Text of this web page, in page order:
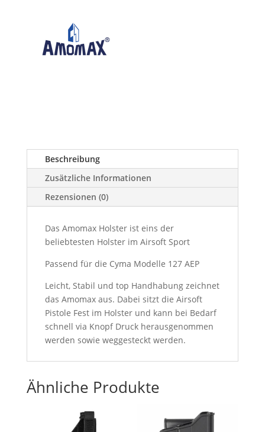
Beschreibung
Zusätzliche Informationen
Rezensionen (0)
Das Amomax Holster ist eins der
beliebtesten Holster im Airsoft Sport
Passend für die Cyma Modelle 127 AEP
Leicht, Stabil und top Handhabung zeichnet
das Amomax aus. Dabei sitzt die Airsoft
Pistole Fest im Holster und kann bei Bedarf
schnell via Knopf Druck herausgenommen
werden sowie weggesteckt werden.
Ähnliche Produkte